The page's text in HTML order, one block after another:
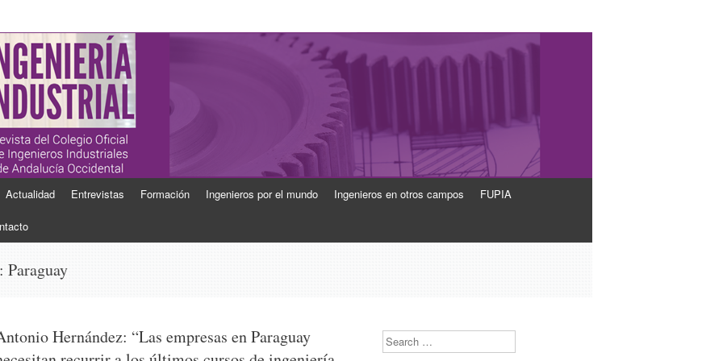
de Andalucía Occidental
Actualidad Entrevistas Formación Ingenieros por el mundo Ingenieros en otros campos FUPIA
Paraguay
Hernández: “Las empresas en Paraguay
Search